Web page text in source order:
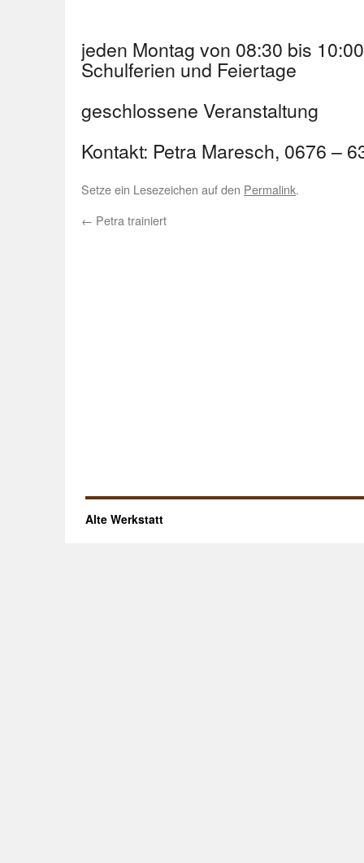
jeden Montag von 08:30 bis
Schulferien und Feiertage
geschlossene Veranstaltung
Kontakt: Petra Maresch, 0676 –
Setze ein Lesezeichen auf den Permalink.
← Petra trainiert
Alte Werkstatt